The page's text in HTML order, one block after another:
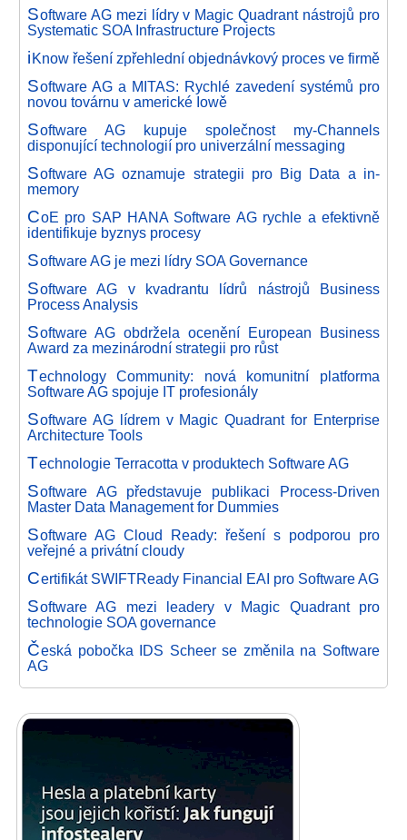
Software AG mezi lídry v Magic Quadrant nástrojů pro
Systematic SOA Infrastructure Projects
iKnow řešení zpřehlední objednávkový proces ve firmě
Software AG a MITAS: Rychlé zavedení systémů pro
novou továrnu v americké Iowě
Software AG kupuje společnost my-Channels
disponující technologií pro univerzální messaging
Software AG oznamuje strategii pro Big Data a in-
memory
CoE pro SAP HANA Software AG rychle a efektivně
identifikuje byznys procesy
Software AG je mezi lídry SOA Governance
Software AG v kvadrantu lídrů nástrojů Business
Process Analysis
Software AG obdržela ocenění European Business
Award za mezinárodní strategii pro růst
Technology Community: nová komunitní platforma
Software AG spojuje IT profesionály
Software AG lídrem v Magic Quadrant for Enterprise
Architecture Tools
Technologie Terracotta v produktech Software AG
Software AG představuje publikaci Process-Driven
Master Data Management for Dummies
Software AG Cloud Ready: řešení s podporou pro
veřejné a privátní cloudy
Certifikát SWIFTReady Financial EAI pro Software AG
Software AG mezi leadery v Magic Quadrant pro
technologie SOA governance
Česká pobočka IDS Scheer se změnila na Software
AG